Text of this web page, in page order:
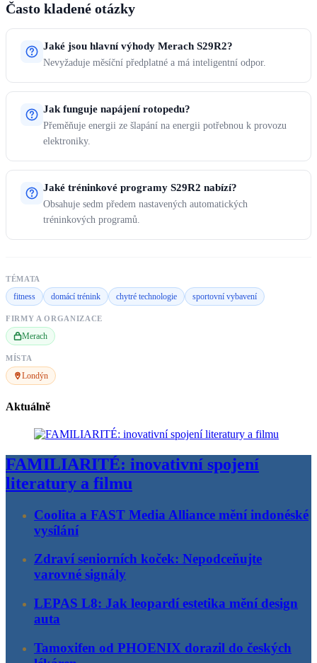
Často kladené otázky
Jaké jsou hlavní výhody Merach S29R2?
Nevyžaduje měsíční předplatné a má inteligentní odpor.
Jak funguje napájení rotopedu?
Přeměňuje energii ze šlapání na energii potřebnou k provozu
elektroniky.
Jaké tréninkové programy S29R2 nabízí?
Obsahuje sedm předem nastavených automatických
tréninkových programů.
TÉMATA
fitness domácí trénink chytré technologie sportovní vybavení
FIRMY A ORGANIZACE
Merach
MÍSTA
Londýn
Aktuálně
FAMILIARITÉ: inovativní spojení
literatury a filmu
Coolita a FAST Media Alliance mění indonéské
vysílání
Zdraví seniorních koček: Nepodceňujte
varovné signály
LEPAS L8: Jak leopardí estetika mění design
auta
Tamoxifen od PHOENIX dorazil do českých